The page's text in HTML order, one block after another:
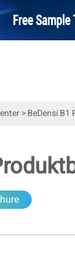
>BeDensi